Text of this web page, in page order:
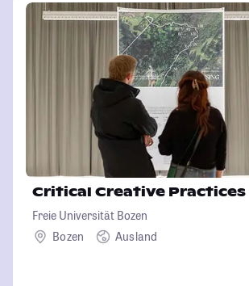
Critical Creative Practices
Freie Universität Bozen
Bozen
Ausland